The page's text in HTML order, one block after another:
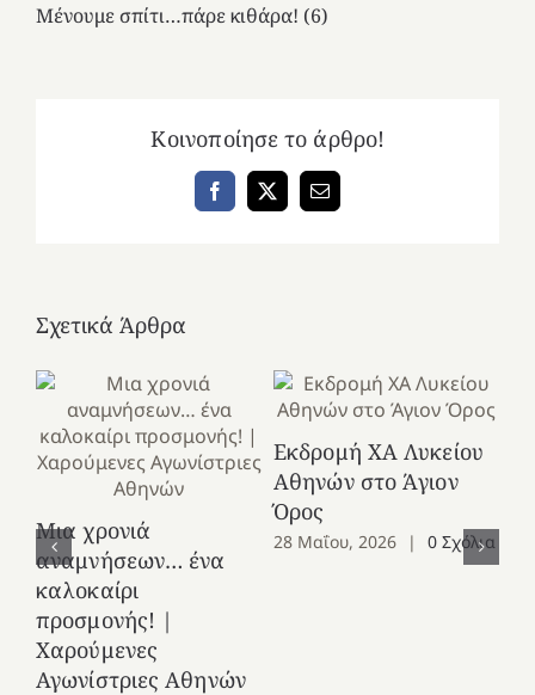
Μένουμε σπίτι…πάρε κιθάρα! (6)
Κοινοποίησε το άρθρο!
Facebook
X Email
Σχετικά Άρθρα
Μια χρονιά
αναμνήσεων… ένα
καλοκαίρι
προσμονής! |
Χαρούμενες
Αγωνίστριες Αθηνών
Εκδρομή ΧΑ Λυκείου
Αθηνών στο Άγιον
Όρος
28 Μαΐου, 2026 | 0 Σχόλια